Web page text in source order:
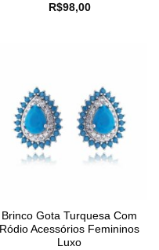
R$98,00
Brinco Gota Turquesa Com
Ródio Acessórios Femininos
Luxo